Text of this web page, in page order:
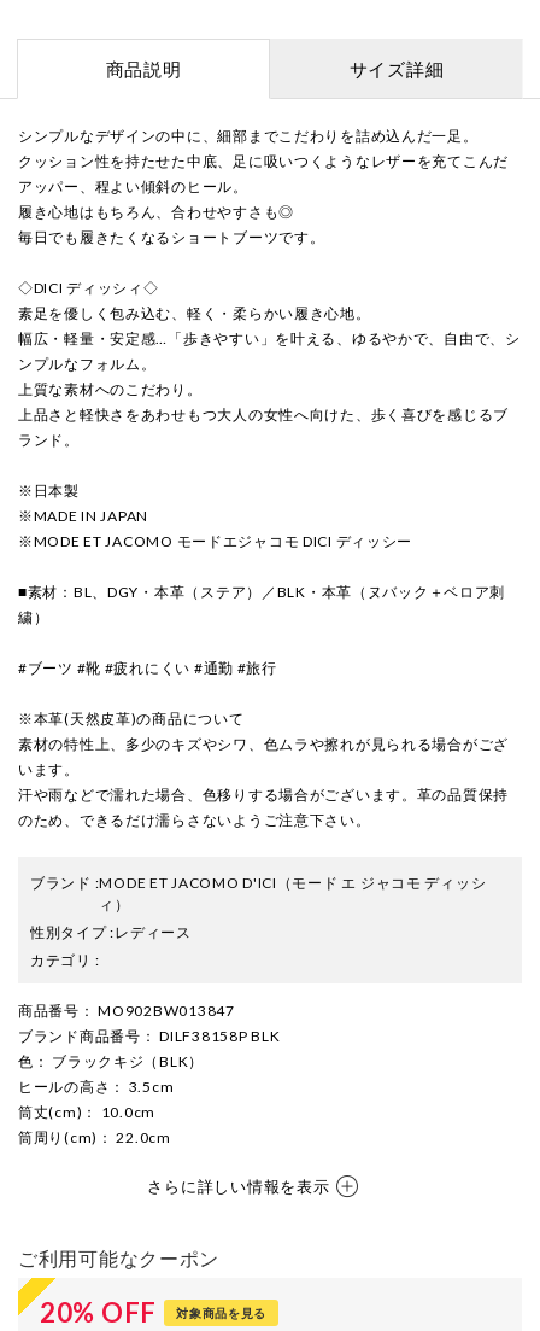
商品説明 サイズ詳細
シンプルなデザインの中に、細部までこだわりを詰め込んだ一足。
クッション性を持たせた中底、足に吸いつくようなレザーを充てこんだ
アッパー、程よい傾斜のヒール。
履き心地はもちろん、合わせやすさも◎
毎日でも履きたくなるショートブーツです。
◇DICI ディッシィ◇
素足を優しく包み込む、軽く・柔らかい履き心地。
幅広・軽量・安定感…「歩きやすい」を叶える、ゆるやかで、自由で、シ
ンプルなフォルム。
上質な素材へのこだわり。
上品さと軽快さをあわせもつ大人の女性へ向けた、歩く喜びを感じるブ
ランド。
※日本製
※MADE IN JAPAN
※MODE ET JACOMO モードエジャコモ DICI ディッシー
■素材：BL、DGY・本革（ステア）／BLK・本革（ヌバック＋ベロア刺
繍）
#ブーツ #靴 #疲れにくい #通勤 #旅行
※本革(天然皮革)の商品について
素材の特性上、多少のキズやシワ、色ムラや擦れが見られる場合がござ
います。
汗や雨などで濡れた場合、色移りする場合がございます。革の品質保持
のため、できるだけ濡らさないようご注意下さい。
ブランド :MODE ET JACOMO D'ICI （モード エ ジャコモ ディッシ
ィ）
性別タイプ:レディース
カテゴリ :
商品番号 ： MO902BW013847
ブランド商品番号 ： DILF38158P BLK
色 ： ブラックキジ（BLK）
ヒールの高さ ： 3.5cm
筒丈(cm) ： 10.0cm
筒周り(cm) ： 22.0cm
さらに詳しい情報を表示
ご利用可能なクーポン
20% OFF 対象商品を見る